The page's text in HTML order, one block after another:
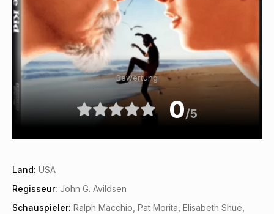
Bewertung
0/5
Land: USA
Regisseur: John G. Avildsen
Schauspieler: Ralph Macchio, Pat Morita, Elisabeth Shue,